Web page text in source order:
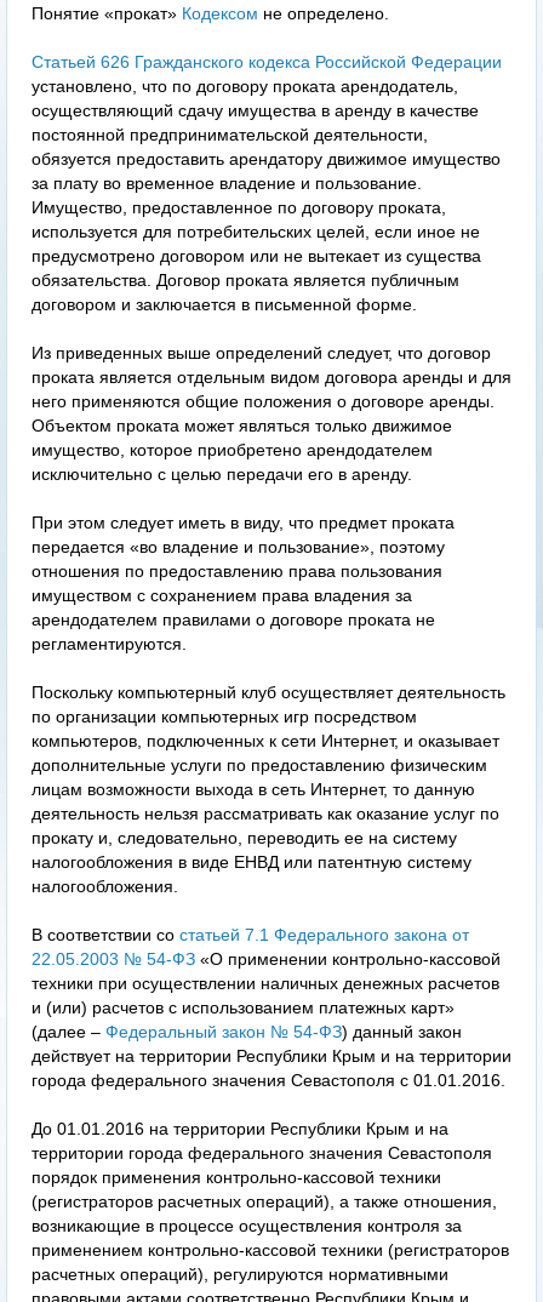
Понятие «прокат» Кодексом не определено.
Статьей 626 Гражданского кодекса Российской Федерации
установлено, что по договору проката арендодатель,
осуществляющий сдачу имущества в аренду в качестве
постоянной предпринимательской деятельности,
обязуется предоставить арендатору движимое имущество
за плату во временное владение и пользование.
Имущество, предоставленное по договору проката,
используется для потребительских целей, если иное не
предусмотрено договором или не вытекает из существа
обязательства. Договор проката является публичным
договором и заключается в письменной форме.
Из приведенных выше определений следует, что договор
проката является отдельным видом договора аренды и для
него применяются общие положения о договоре аренды.
Объектом проката может являться только движимое
имущество, которое приобретено арендодателем
исключительно с целью передачи его в аренду.
При этом следует иметь в виду, что предмет проката
передается «во владение и пользование», поэтому
отношения по предоставлению права пользования
имуществом с сохранением права владения за
арендодателем правилами о договоре проката не
регламентируются.
Поскольку компьютерный клуб осуществляет деятельность
по организации компьютерных игр посредством
компьютеров, подключенных к сети Интернет, и оказывает
дополнительные услуги по предоставлению физическим
лицам возможности выхода в сеть Интернет, то данную
деятельность нельзя рассматривать как оказание услуг по
прокату и, следовательно, переводить ее на систему
налогообложения в виде ЕНВД или патентную систему
налогообложения.
В соответствии со статьей 7.1 Федерального закона от
22.05.2003 № 54-ФЗ «О применении контрольно-кассовой
техники при осуществлении наличных денежных расчетов
и (или) расчетов с использованием платежных карт»
(далее – Федеральный закон № 54-ФЗ) данный закон
действует на территории Республики Крым и на территории
города федерального значения Севастополя с 01.01.2016.
До 01.01.2016 на территории Республики Крым и на
территории города федерального значения Севастополя
порядок применения контрольно-кассовой техники
(регистраторов расчетных операций), а также отношения,
возникающие в процессе осуществления контроля за
применением контрольно-кассовой техники (регистраторов
расчетных операций), регулируются нормативными